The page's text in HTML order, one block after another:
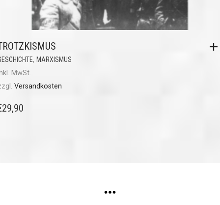
, MARXISMUS
MwSt.
Versandkosten
29,90